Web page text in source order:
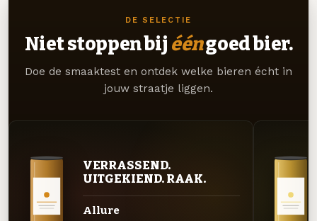
DE SELECTIE
Niet stoppen bij ééngoed bier.
Doe de smaaktest en ontdek welke bieren écht in
jouw straatje liggen.
VERRASSEND.
UITGEKIEND. RAAK.
Allure